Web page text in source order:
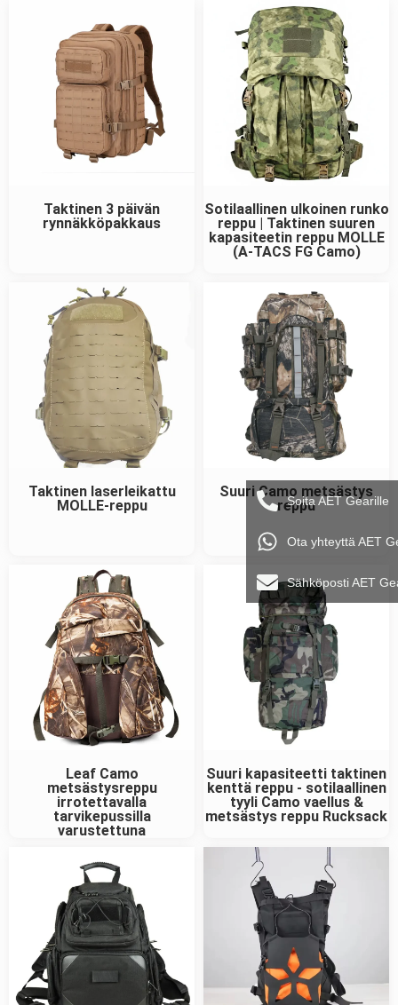
Taktinen 3 päivän
rynnäkköpakkaus
Sotilaallinen ulkoinen runko
reppu | Taktinen suuren
kapasiteetin reppu MOLLE
(A-TACS FG Camo)
Taktinen laserleikattu
MOLLE-reppu
Suuri Camo metsästys
reppu
Leaf Camo
metsästysreppu
irrotettavalla
tarvikepussilla
varustettuna
Suuri kapasiteetti taktinen
kenttä reppu - sotilaallinen
tyyli Camo vaellus &
metsästys reppu Rucksack
Soita AET Gearille
Ota yhteyttä AET
Sähköposti AET